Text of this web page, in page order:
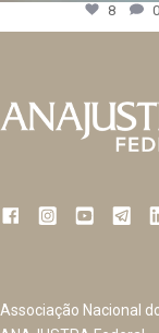
8 0
Associação Nacional